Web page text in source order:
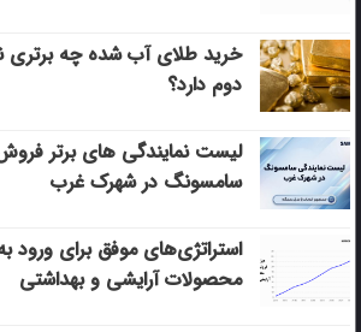
خرید طلای آب شده چه
دوم دارد؟
لیست نمایندگی های برتر
سامسونگ در شهرک غرب
استراتژی‌های موفق برای ورود به
محصولات آرایشی و بهداشتی